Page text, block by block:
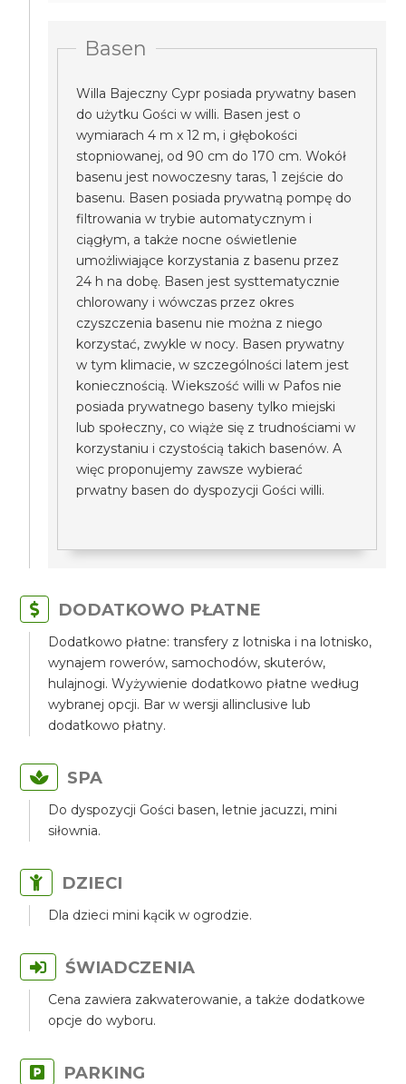
Basen
Willa Bajeczny Cypr posiada prywatny basen
do użytku Gości w willi. Basen jest o
wymiarach 4 m x 12 m, i głębokości
stopniowanej, od 90 cm do 170 cm. Wokół
basenu jest nowoczesny taras, 1 zejście do
basenu. Basen posiada prywatną pompę do
filtrowania w trybie automatycznym i
ciągłym, a także nocne oświetlenie
umożliwiające korzystania z basenu przez
24 h na dobę. Basen jest systtematycznie
chlorowany i wówczas przez okres
czyszczenia basenu nie można z niego
korzystać, zwykle w nocy. Basen prywatny
w tym klimacie, w szczególności latem jest
koniecznością. Wiekszość willi w Pafos nie
posiada prywatnego baseny tylko miejski
lub społeczny, co wiąże się z trudnościami w
korzystaniu i czystością takich basenów. A
więc proponujemy zawsze wybierać
prwatny basen do dyspozycji Gości willi.
DODATKOWO PŁATNE
Dodatkowo płatne: transfery z lotniska i na lotnisko,
wynajem rowerów, samochodów, skuterów,
hulajnogi. Wyżywienie dodatkowo płatne według
wybranej opcji. Bar w wersji allinclusive lub
dodatkowo płatny.
SPA
Do dyspozycji Gości basen, letnie jacuzzi, mini
siłownia.
DZIECI
Dla dzieci mini kącik w ogrodzie.
ŚWIADCZENIA
Cena zawiera zakwaterowanie, a także dodatkowe
opcje do wyboru.
PARKING